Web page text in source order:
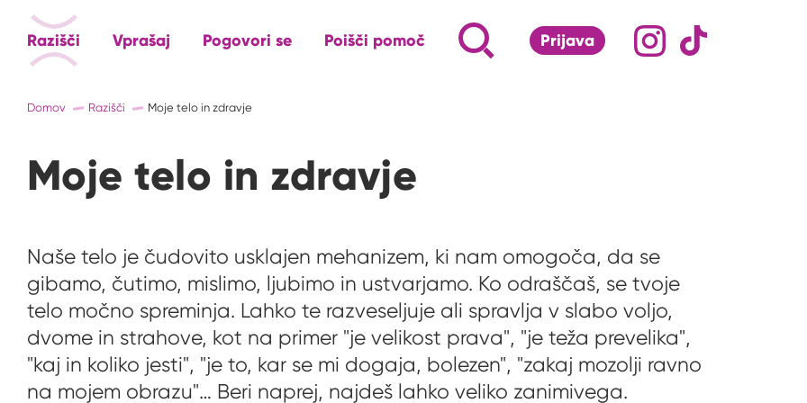
Razišči Vprašaj Pogovori se Poišči pomoč
Iskalnik za iskanje po strani
Napiši, kaj te zanima ...
S klikom na lupo odpri iskalnik
Prijava
Družabna omrežja
Domov Razišči Moje telo in zdravje
Moje telo in zdravje
Naše telo je čudovito usklajen mehanizem, ki nam omogoča, da se
gibamo, čutimo, mislimo, ljubimo in ustvarjamo. Ko odraščaš, se tvoje
telo močno spreminja. Lahko te razveseljuje ali spravlja v slabo voljo,
dvome in strahove, kot na primer "je velikost prava", "je teža prevelika",
"kaj in koliko jesti", "je to, kar se mi dogaja, bolezen", "zakaj mozolji ravno
na mojem obrazu"… Beri naprej, najdeš lahko veliko zanimivega.